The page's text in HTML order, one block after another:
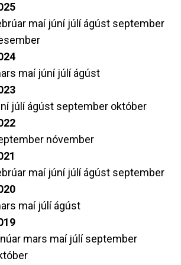
maí júní júlíágúst september
maí júní júlíágúst
júlíágúst september október
nóvember
maí júní júlíágúst september
maí júlíágúst
mars maí júlíseptember